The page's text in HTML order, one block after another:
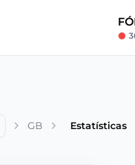
GB Estatísticas